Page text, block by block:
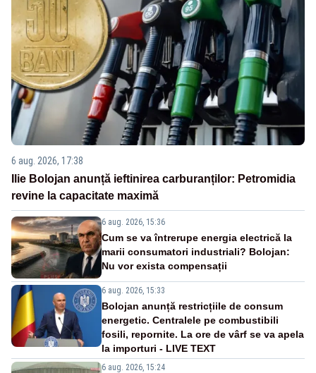
6 aug. 2026, 17:38
Ilie Bolojan anunță ieftinirea carburanților: Petromidia
revine la capacitate maximă
6 aug. 2026, 15:36
Cum se va întrerupe energia electrică la
marii consumatori industriali? Bolojan:
Nu vor exista compensații
6 aug. 2026, 15:33
Bolojan anunță restricțiile de consum
energetic. Centralele pe combustibili
fosili, repornite. La ore de vârf se va apela
la importuri - LIVE TEXT
6 aug. 2026, 15:24